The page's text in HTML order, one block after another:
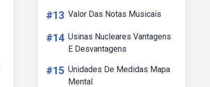
#13 Valor Das Notas Musicais
#14 Usinas Nucleares Vantagens
E Desvantagens
#15 Unidades De Medidas Mapa
Mental